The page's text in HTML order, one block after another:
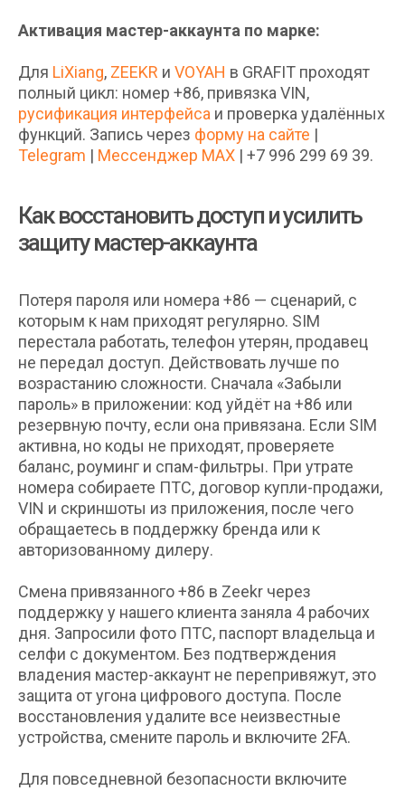
Активация мастер-аккаунта по марке:
Для LiXiang, ZEEKR и VOYAH в GRAFIT проходят
полный цикл: номер +86, привязка VIN,
русификация интерфейса и проверка удалённых
функций. Запись через форму на сайте |
Telegram | Мессенджер MAX | +7 996 299 69 39.
Как восстановить доступ и усилить
защиту мастер-аккаунта
Потеря пароля или номера +86 — сценарий, с
которым к нам приходят регулярно. SIM
перестала работать, телефон утерян, продавец
не передал доступ. Действовать лучше по
возрастанию сложности. Сначала «Забыли
пароль» в приложении: код уйдёт на +86 или
резервную почту, если она привязана. Если SIM
активна, но коды не приходят, проверяете
баланс, роуминг и спам-фильтры. При утрате
номера собираете ПТС, договор купли-продажи,
VIN и скриншоты из приложения, после чего
обращаетесь в поддержку бренда или к
авторизованному дилеру.
Смена привязанного +86 в Zeekr через
поддержку у нашего клиента заняла 4 рабочих
дня. Запросили фото ПТС, паспорт владельца и
селфи с документом. Без подтверждения
владения мастер-аккаунт не перепривяжут, это
защита от угона цифрового доступа. После
восстановления удалите все неизвестные
устройства, смените пароль и включите 2FA.
Для повседневной безопасности включите